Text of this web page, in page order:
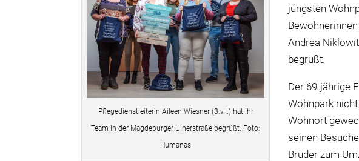
Pflegedienstleiterin Aileen Wiesner (3.v.l.) hat ihr
Team in der Magdeburger Ulnerstraße begrüßt. Foto:
Humanas
jüngsten
Andrea
begrüßt.
Der 69-jährige
Wohnpark
Wohnort
seinen
Bruder zum